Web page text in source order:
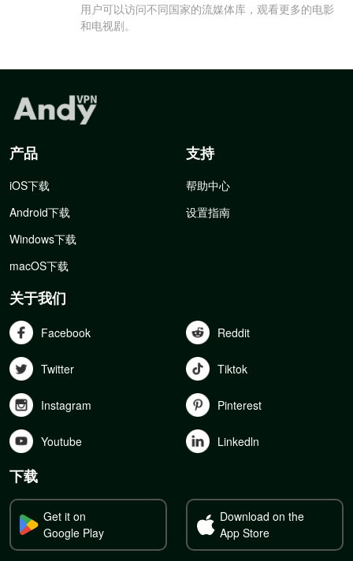
用户可以访问不同国家的流媒体库，观看更多的电影
和电视剧。
产品
iOS下载
Android下载
Windows下载
macOS下载
支持
帮助中心
设置指南
关于我们
Facebook Reddit
Twitter Tiktok
Instagram Pinterest
Youtube Linkedln
下载
Get it on
Google Play
Download on the
App Store